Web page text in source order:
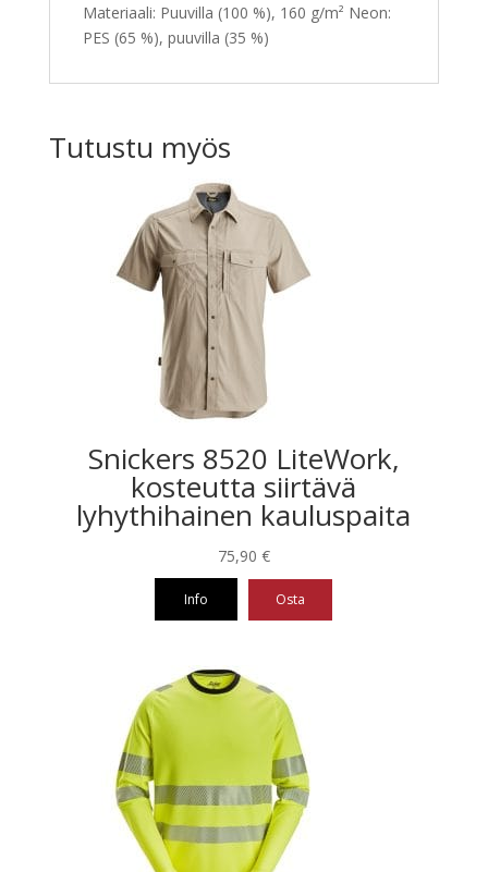
Materiaali: Puuvilla (100 %), 160 g/m² Neon:
PES (65 %), puuvilla (35 %)
Tutustu myös
Snickers 8520 LiteWork,
kosteutta siirtävä
lyhythihainen kauluspaita
75,90 €
Info Osta
muunnelma.